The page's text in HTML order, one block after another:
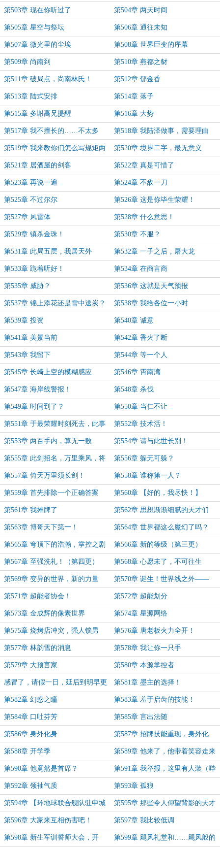
第503章 现在你听过了 第504章 两天时间
第505章 星空与祭坛 第506章 通往未知
第507章 微光里的尘埃 第508章 世界巨变的序幕
第509章 尚南到 第510章 燕都之豺
第511章 破局点，尚南林氏！ 第512章 郁金香
第513章 陆式安排 第514章 落子
第515章 多谢高兄提醒 第516章 大势
第517章 我不擅长的……不太多 第518章 我陆泽做事，需要理由
么？
第519章 我来教你们怎么写规矩两
字
第520章 境界二字，最无意义
第521章 居酒屋的剑客 第522章 真是可惜了
第523章 再说一遍 第524章 不敌一刀
第525章 不过尔尔 第526章 这是你毕生荣耀！
第527章 风雷体 第528章 什么意思！
第529章 镇杀金珠！ 第530章 不服？
第531章 此局五层，我居天外 第532章 一子之后，屠大龙
第533章 跪着听好！ 第534章 在商言商
第535章 威胁？ 第536章 这就是天气预报
第537章 锦上添花还是雪中送炭？ 第538章 我给各位一小时
第539章 投资 第540章 诚意
第541章 美景当前 第542章 香火了断
第543章 我留下 第544章 等一个人
第545章 长崎上空的模糊感应 第546章 霄南湾
第547章 海岸线警报！ 第548章 杀伐
第549章 时间到了？ 第550章 当仁不让
第551章 于最荣耀时刻死去，此事
大善
第552章 技术活！
第553章 两百手内，算无一败 第554章 请与此世长别！
第555章 此剑招名，万里乘风，将
斩星汉
第556章 躲无可躲？
第557章 倚天万里须长剑！ 第558章 谁称第一人？
第559章 首先排除一个正确答案 第560章 【好的，我尽快！】
第561章 我摊牌了 第562章 思想渐渐细腻的天才们
第563章 博哥天下第一！ 第564章 世界都这么魔幻了吗？
（第一更）
第565章 穹顶下的浩瀚，掌控之剧
变！（第二更）
第566章 新的等级（第三更）
第567章 至强洗礼！（第四更） 第568章 心愿未了，不可往生
第569章 变异的世界，新的力量 第570章 诞生！世界线之外——
【超能系】！
第571章 超能者协会！ 第572章 超能划分
第573章 金成辉的像素世界 第574章 星源网络
第575章 烧烤店冲突，强人锁男 第576章 唐老板火力全开！
第577章 林韵雪的消息 第578章 我让你一只手
第579章 大预言家 第580章 本源掌控者
感冒了，请假一日，延后到明早更
新
第581章 墨主的选择！
第582章 幻惑之瞳 第583章 羞于启齿的技能！
第584章 口吐芬芳 第585章 言出法随
第586章 身外化身 第587章 招牌技能重现，身外化
身！
第588章 开学季 第589章 他来了，他带着笑容走来
了
第590章 他竟然是首席？ 第591章 我举报，这里有人装（哔
——）
第592章 领袖气质 第593章 孤狼
第594章 【环地球联合舰队驻申城
办事处】
第595章 那些令人仰望背影的天才
们
第596章 大家来互相伤害吧！ 第597章 我比较低调
第598章 新生军训誓师大会，开 第599章 飓风礼堂和……飓风般的